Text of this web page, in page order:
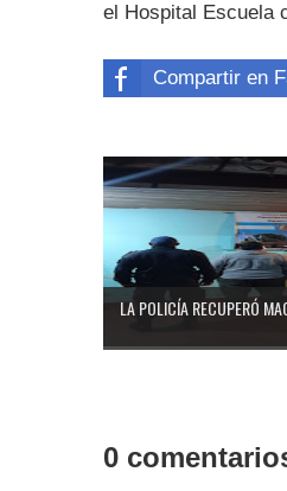
el Hospital Escuela
Compartir en
LA POLICÍA RECUPERÓ
0